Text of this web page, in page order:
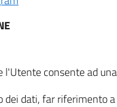
consente ad
dati, far riferimento